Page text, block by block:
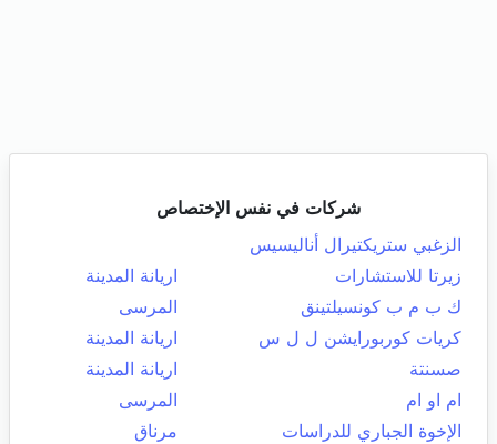
شركات في نفس الإختصاص
الزغبي ستريكتيرال أناليسيس
زيرتا للاستشارات
اريانة المدينة
ك ب م ب كونسيلتينق
المرسى
كريات كوربورايشن ل ل س
اريانة المدينة
صسنتة
اريانة المدينة
ام او ام
المرسى
الإخوة الجباري للدراسات
مرناق